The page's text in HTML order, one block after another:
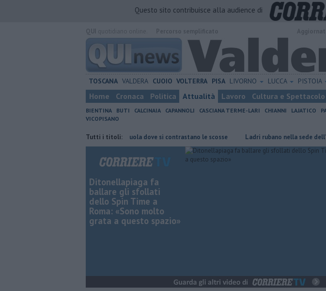
Questo sito contribuisce alla audience di
TOSCANA VALDERA CUOIO VOLTERRA PISA LIVORNO LUCCA PISTOIA
Home Cronaca Politica Attualità Lavoro Cultura e Spettacolo
BIENTINA BUTI CALCINAIA CAPANNOLI CASCIANA TERME-LARI CHIANNI LAJATICO
VICOPISANO
Tutti i titoli:
Terremoto, la scuola dove si contrastano le scosse Ladri rubano nella sede dell'Urbino
Ditonellapiaga fa
ballare gli sfollati
dello Spin Time a
Roma: «Sono molto
grata a questo spazio»